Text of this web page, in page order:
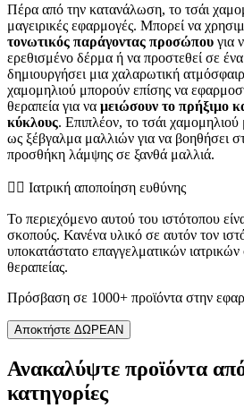
Πέρα από την κατανάλωση, το τσάι
μαγειρικές εφαρμογές. Μπορεί να
τονωτικός παράγοντας προσώπου για
ερεθισμένο δέρμα ή να προστεθεί σε
δημιουργήσει μια χαλαρωτική
χαμομηλιού μπορούν επίσης να
θεραπεία για να μειώσουν το πρήξιμο
κύκλους. Επιπλέον, το τσάι χαμομηλιού
ως ξέβγαλμα μαλλιών για να βοηθήσει
προσθήκη λάμψης σε ξανθά μαλλιά.
👨‍⚕️️ Ιατρική αποποίηση ευθύνης
Το περιεχόμενο αυτού του ιστότοπου
σκοπούς. Κανένα υλικό σε αυτόν τον
υποκατάστατο επαγγελματικών
θεραπείας.
Πρόσβαση σε 1000+ προϊόντα στην
Αποκτήστε ΔΩΡΕΑΝ
Ανακαλύψτε προϊόντα
κατηγορίες